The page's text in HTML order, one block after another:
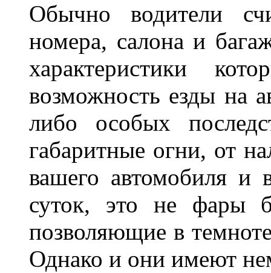
Обычно водители
номера, салона и
характеристики
возможность езды на
либо особых
габаритные огни, от
вашего автомобиля и
суток, это не фары
позволяющие в
Однако и они имеют